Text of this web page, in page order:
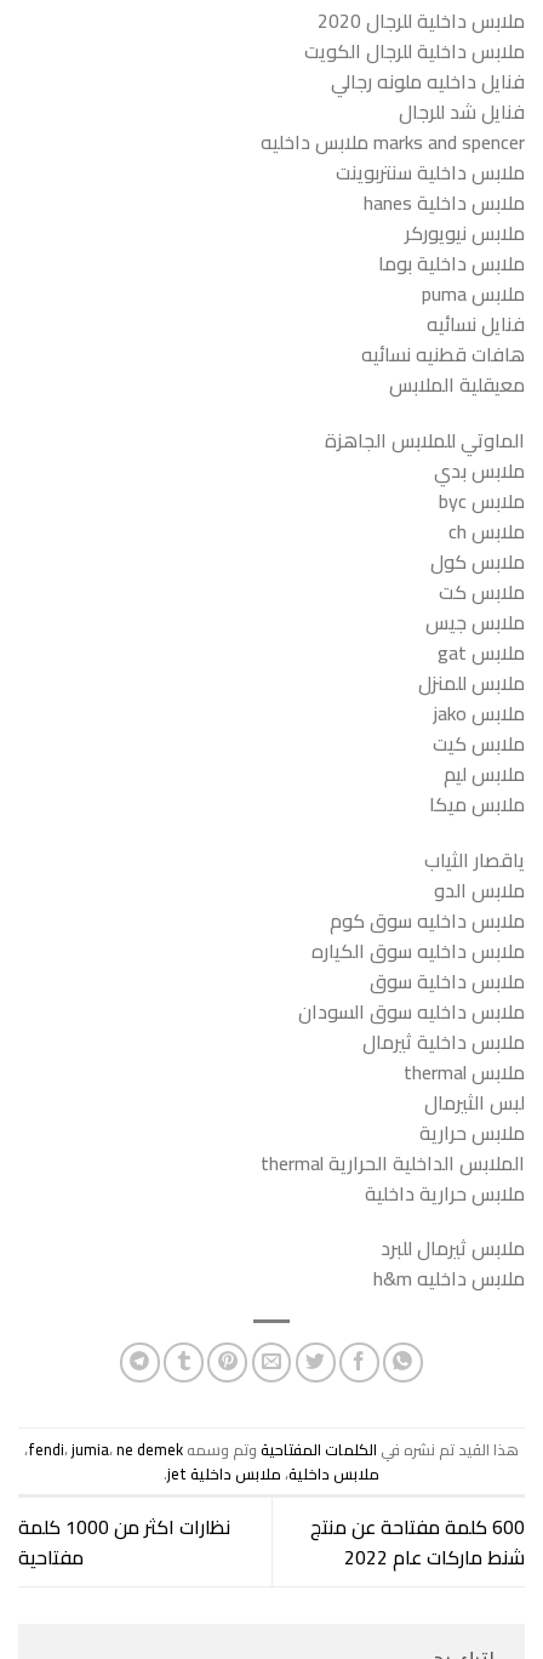
ملابس داخلية للرجال 2020
ملابس داخلية للرجال الكويت
فنايل داخليه ملونه رجالي
فنايل شد للرجال
marks and spencer ملابس داخليه
ملابس داخلية سنتربوينت
ملابس داخلية hanes
ملابس نيويوركر
ملابس داخلية بوما
ملابس puma
فنايل نسائيه
هافات قطنيه نسائيه
معيقلية الملابس
الماوتي للملابس الجاهزة
ملابس بدي
ملابس byc
ملابس ch
ملابس كول
ملابس كت
ملابس جيس
ملابس gat
ملابس للمنزل
ملابس jako
ملابس كيت
ملابس ليم
ملابس ميكا
ياقصار الثياب
ملابس الدو
ملابس داخليه سوق كوم
ملابس داخليه سوق الكياره
ملابس داخلية سوق
ملابس داخليه سوق السودان
ملابس داخلية ثيرمال
ملابس thermal
لبس الثيرمال
ملابس حرارية
الملابس الداخلية الحرارية thermal
ملابس حرارية داخلية
ملابس ثيرمال للبرد
ملابس داخليه h&m
هذا القيد تم نشره في الكلمات المفتاحيةوتم وسمه fendi،jumia،ne demek
،
ملابس داخلية،ملابس داخلية jet .
600 كلمة مفتاحة عن منتج
شنط ماركات عام 2022
نظارات اكثر من 1000 كلمة
مفتاحية